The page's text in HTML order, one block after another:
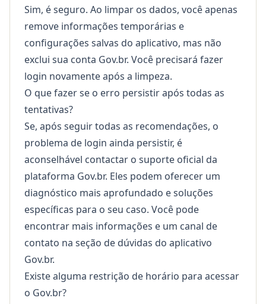
Sim, é seguro. Ao limpar os dados, você apenas
remove informações temporárias e
configurações salvas do aplicativo, mas não
exclui sua conta Gov.br. Você precisará fazer
login novamente após a limpeza.
O que fazer se o erro persistir após todas as
tentativas?
Se, após seguir todas as recomendações, o
problema de login ainda persistir, é
aconselhável contactar o suporte oficial da
plataforma Gov.br. Eles podem oferecer um
diagnóstico mais aprofundado e soluções
específicas para o seu caso. Você pode
encontrar mais informações e um canal de
contato na seção de dúvidas do aplicativo
Gov.br.
Existe alguma restrição de horário para acessar
o Gov.br?